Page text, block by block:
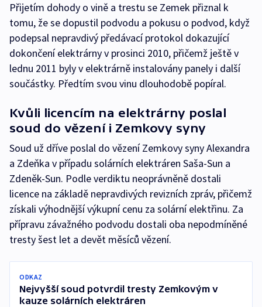
Přijetím dohody o vině a trestu se Zemek přiznal k
tomu, že se dopustil podvodu a pokusu o podvod, když
podepsal nepravdivý předávací protokol dokazující
dokončení elektrárny v prosinci 2010, přičemž ještě v
lednu 2011 byly v elektrárně instalovány panely i další
součástky. Předtím svou vinu dlouhodobě popíral.
Kvůli licencím na elektrárny poslal
soud do vězení i Zemkovy syny
Soud už dříve poslal do vězení Zemkovy syny Alexandra
a Zdeňka v případu solárních elektráren Saša-Sun a
Zdeněk-Sun. Podle verdiktu neoprávněně dostali
licence na základě nepravdivých revizních zpráv, přičemž
získali výhodnější výkupní cenu za solární elektřinu. Za
přípravu závažného podvodu dostali oba nepodmíněné
tresty šest let a devět měsíců vězení.
ODKAZ
Nejvyšší soud potvrdil tresty Zemkovým v
kauze solárních elektráren